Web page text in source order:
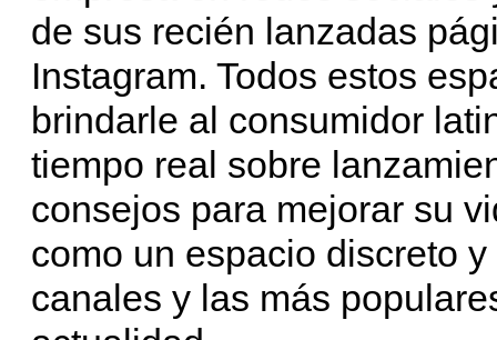
de sus recién lanzadas
Instagram. Todos estos
brindarle al consumidor
tiempo real sobre
consejos para mejorar su
como un espacio discreto
canales y las más